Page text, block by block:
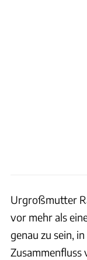
Urgroßmutter
vor mehr als
genau zu sein,
Zusammenfluss